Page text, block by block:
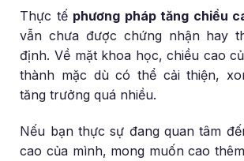
Thực tế phương pháp tăng chiều
vẫn chưa được chứng nhận hay
định. Về mặt khoa học, chiều cao
thành mặc dù có thể cải thiện,
tăng trưởng quá nhiều.
Nếu bạn thực sự đang quan tâm
cao của mình, mong muốn cao